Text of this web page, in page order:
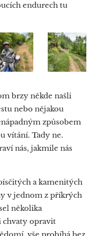
endurech tu
brzy někde našli
nebo nějakou
způsobem
vítání. Tady ne.
nás, jakmile nás
a kamenitých
v jednom z příkrých
několika
chvaty opravit
vše probíhá bez